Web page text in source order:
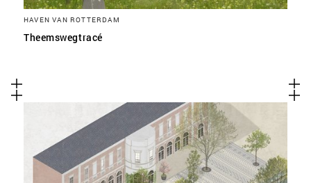
HAVEN VAN ROTTERDAM
Theemswegtracé